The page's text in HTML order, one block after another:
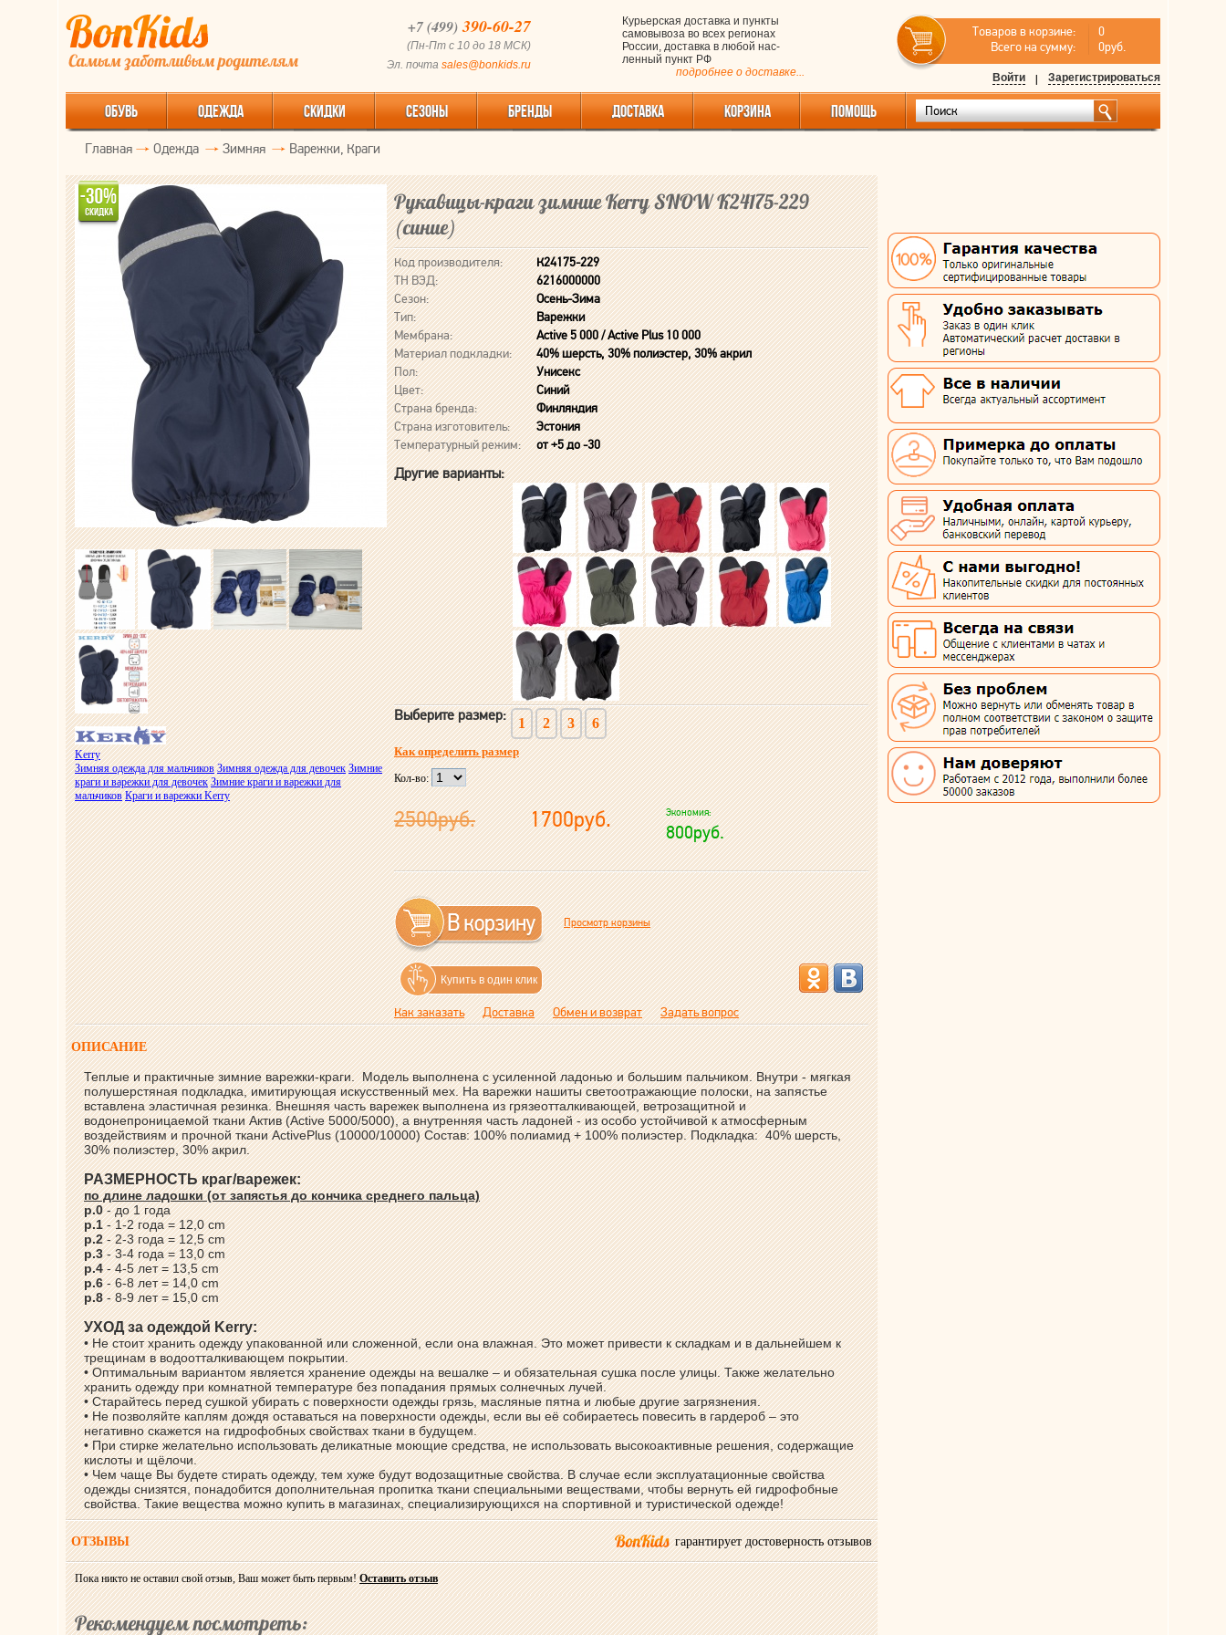
+7 (499)390-60-27
(Пн-Пт с 10 до 18 МСК)
Эл. почта sales@bonkids.ru
Курьерская доставка и пункты
самовывоза во всех регионах
России, доставка в любой нас-
ленный пункт РФ
подробнее о доставке...
Товаров в корзине:
Всего на сумму:
0
0руб.
Зарегистрироваться
|
Войти
ОБУВЬ ОДЕЖДА СКИДКИ СЕЗОНЫ БРЕНДЫ ДОСТАВКА КОРЗИНА ПОМОЩЬ
Главная Одежда Зимняя Варежки, Краги
Kerry
Зимняя одежда для мальчиков Зимняя одежда для девочек Зимние
краги и варежки для девочек Зимние краги и варежки для
мальчиков Краги и варежки Kerry
Рукавицы-краги зимние Kerry SNOW К24175-229
(синие)
Код производителя:
К24175-229
ТН ВЭД:
6216000000
Сезон:
Осень-Зима
Тип:
Варежки
Мембрана:
Active 5 000 / Active Plus 10 000
Материал подкладки:
40% шерсть, 30% полиэстер, 30% акрил
Пол:
Унисекс
Цвет:
Синий
Страна бренда:
Финляндия
Страна изготовитель:
Эстония
Температурный режим:
от +5 до -30
Другие варианты:
Выберите размер: 1 2 3 6
Как определить размер
Кол-во:
2500руб. 1700руб. Экономия:
800руб.
Просмотр корзины
Купить в один клик
Как заказать Доставка Обмен и возврат Задать вопрос
ОПИСАНИЕ
Теплые и практичные зимние варежки-краги. Модель выполнена с усиленной ладонью и большим пальчиком. Внутри - мягкая
полушерстяная подкладка, имитирующая искусственный мех. На варежки нашиты светоотражающие полоски, на запястье
вставлена эластичная резинка. Внешняя часть варежек выполнена из грязеотталкивающей, ветрозащитной и
водонепроницаемой ткани Актив (Active 5000/5000), а внутренняя часть ладоней - из особо устойчивой к атмосферным
воздействиям и прочной ткани ActivePlus (10000/10000) Состав: 100% полиамид + 100% полиэстер. Подкладка: 40% шерсть,
30% полиэстер, 30% акрил.
РАЗМЕРНОСТЬ краг/варежек:
по длине ладошки (от запястья до кончика среднего пальца)
р.0- до 1 года
р.1- 1-2 года = 12,0 cm
р.2- 2-3 года = 12,5 cm
р.3- 3-4 года = 13,0 cm
р.4- 4-5 лет = 13,5 cm
р.6- 6-8 лет = 14,0 cm
р.8- 8-9 лет = 15,0 cm
УХОД за одеждой Kerry:
• Не стоит хранить одежду упакованной или сложенной, если она влажная. Это может привести к складкам и в дальнейшем к
трещинам в водоотталкивающем покрытии.
• Оптимальным вариантом является хранение одежды на вешалке – и обязательная сушка после улицы. Также желательно
хранить одежду при комнатной температуре без попадания прямых солнечных лучей.
• Старайтесь перед сушкой убирать с поверхности одежды грязь, масляные пятна и любые другие загрязнения.
• Не позволяйте каплям дождя оставаться на поверхности одежды, если вы её собираетесь повесить в гардероб – это
негативно скажется на гидрофобных свойствах ткани в будущем.
• При стирке желательно использовать деликатные моющие средства, не использовать высокоактивные решения, содержащие
кислоты и щёлочи.
• Чем чаще Вы будете стирать одежду, тем хуже будут водозащитные свойства. В случае если эксплуатационные свойства
одежды снизятся, понадобится дополнительная пропитка ткани специальными веществами, чтобы вернуть ей гидрофобные
свойства. Такие вещества можно купить в магазинах, специализирующихся на спортивной и туристической одежде!
ОТЗЫВЫ гарантирует достоверность отзывов
Пока никто не оставил свой отзыв, Ваш может быть первым!Оставить отзыв
Рекомендуем посмотреть: